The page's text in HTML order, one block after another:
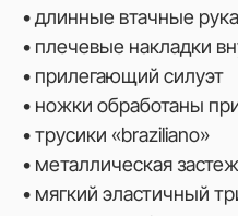
• длинные втачные
• плечевые накладки
• прилегающий силуэт
• ножки обработаны
• трусики «braziliano»
• металлическая
• мягкий эластичный